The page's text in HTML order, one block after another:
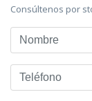
Consúltenos por
Nombre
Teléfono